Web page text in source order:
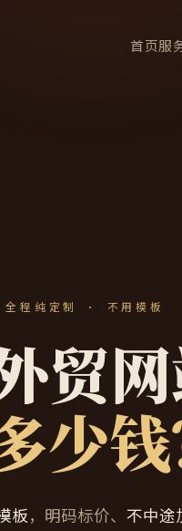
首页服
程纯定制 · 不用模板
贸
少
板，明码标价、不中途